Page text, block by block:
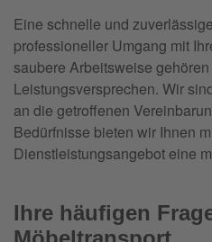
Eine schnelle und
professioneller Umgang mit
saubere Arbeitsweise
Leistungsversprechen. Wir
an die getroffenen
Bedürfnisse bieten wir Ihnen
Dienstleistungsangebot eine
Ihre häufigen